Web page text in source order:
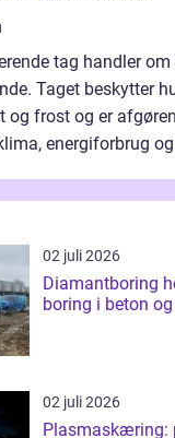
tag handler
Taget beskytter
og frost og er
energiforbrug
02 juli 2026
Diamantboring
boring i beton
02 juli 2026
Plasmaskæring: